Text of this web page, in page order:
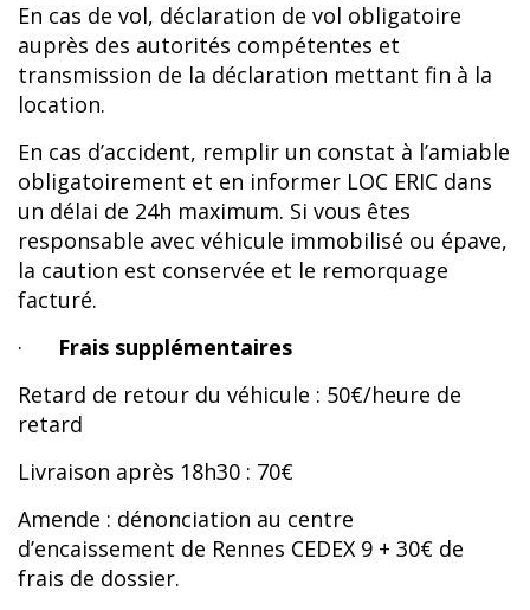
En cas de vol, déclaration de vol obligatoire
auprès des autorités compétentes et
transmission de la déclaration mettant fin à la
location.
En cas d’accident, remplir un constat à l’amiable
obligatoirement et en informer LOC ERIC dans
un délai de 24h maximum. Si vous êtes
responsable avec véhicule immobilisé ou épave,
la caution est conservée et le remorquage
facturé.
· Frais supplémentaires
Retard de retour du véhicule : 50€/heure de
retard
Livraison après 18h30 : 70€
Amende : dénonciation au centre
d’encaissement de Rennes CEDEX 9 + 30€ de
frais de dossier.